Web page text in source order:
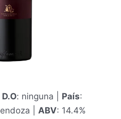
D.O: ninguna | País:
| ABV: 14.4%